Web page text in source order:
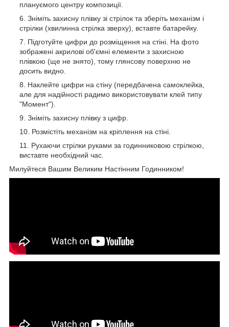
плануємого центру композиції.
Зніміть захисну плівку зі стрілок та зберіть механізм і
стрілки (хвилинна стрілка зверху), вставте батарейку.
Підготуйте цифри до розміщення на стіні. На фото
зображені акрилові об'ємні елементи з захисною
плівкою (ще не знято), тому глянсову поверхню не
досить видно.
Наклейте цифри на стіну (передбачена самоклейка,
але для надійності радимо використовувати клей типу
"Момент").
Зніміть захисну плівку з цифр.
Розмістіть механізм на кріплення на стіні.
Рухаючи стрілки руками за годинниковою стрілкою,
виставте необхідний час.
Милуйтеся Вашим Великим Настінним Годинником!